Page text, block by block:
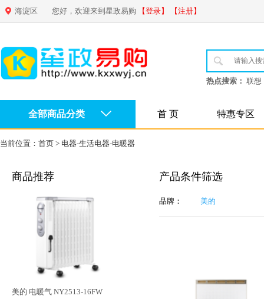
海淀区 您好，欢迎来到星政易购 【登录】 【注册】
热点搜索： 联想
全部商品分类 首 页 特惠专区
当前位置： 首页 > 电器-生活电器-电暖器
商品推荐
美的 电暖气 NY2513-16FW
产品条件筛选
品牌： 美的